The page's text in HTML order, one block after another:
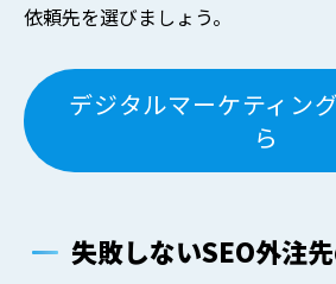
依頼先を選びましょう。
デジタルマーケティン
ら
失敗しないSEO外注